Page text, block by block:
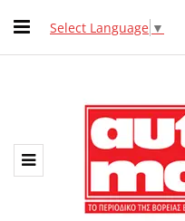
Select Language ▼